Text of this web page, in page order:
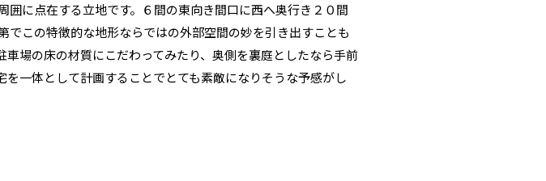
に点在する立地です。６間の東向き間口に西へ奥行き２０間
この特徴的な地形ならではの外部空間の妙を引き出すことも
場の床の材質にこだわってみたり、奥側を裏庭としたなら手前
一体として計画することでとても素敵になりそうな予感がし